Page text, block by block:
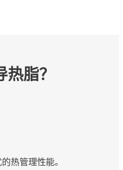
脂？
热管理性能。